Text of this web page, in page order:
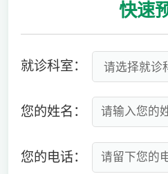
快速
就诊科室：
您的姓名：
您的电话：